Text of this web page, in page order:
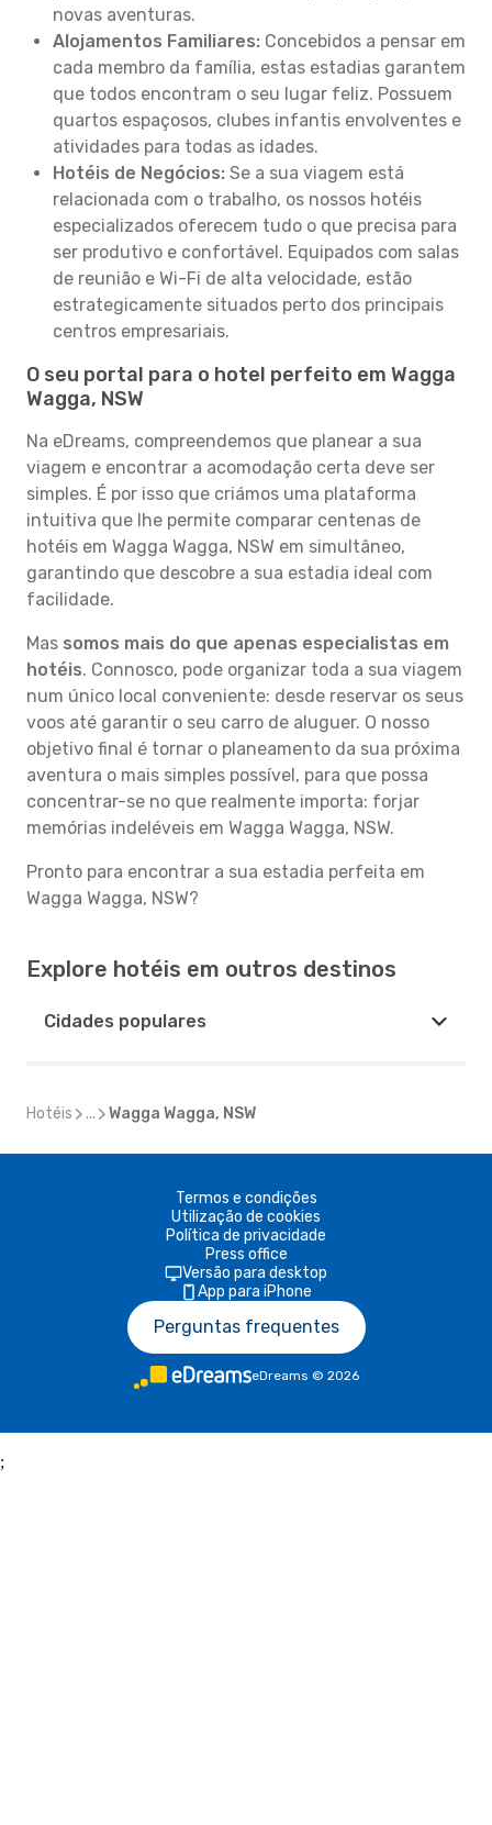
novas aventuras.
Alojamentos Familiares: Concebidos a pensar em
cada membro da família, estas estadias garantem
que todos encontram o seu lugar feliz. Possuem
quartos espaçosos, clubes infantis envolventes e
atividades para todas as idades.
Hotéis de Negócios: Se a sua viagem está
relacionada com o trabalho, os nossos hotéis
especializados oferecem tudo o que precisa para
ser produtivo e confortável. Equipados com salas
de reunião e Wi-Fi de alta velocidade, estão
estrategicamente situados perto dos principais
centros empresariais.
O seu portal para o hotel perfeito em Wagga
Wagga, NSW
Na eDreams, compreendemos que planear a sua
viagem e encontrar a acomodação certa deve ser
simples. É por isso que criámos uma plataforma
intuitiva que lhe permite comparar centenas de
hotéis em Wagga Wagga, NSW em simultâneo,
garantindo que descobre a sua estadia ideal com
facilidade.
Mas somos mais do que apenas especialistas em
hotéis. Connosco, pode organizar toda a sua viagem
num único local conveniente: desde reservar os seus
voos até garantir o seu carro de aluguer. O nosso
objetivo final é tornar o planeamento da sua próxima
aventura o mais simples possível, para que possa
concentrar-se no que realmente importa: forjar
memórias indeléveis em Wagga Wagga, NSW.
Pronto para encontrar a sua estadia perfeita em
Wagga Wagga, NSW?
Explore hotéis em outros destinos
Cidades populares
Hotéis ... Wagga Wagga, NSW
Termos e condições
Utilização de cookies
Política de privacidade
Press office
Versão para desktop
App para iPhone
Perguntas frequentes
eDreams © 2026
;